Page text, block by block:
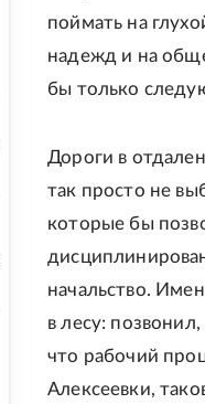
поймать на
надежд и на
бы только
Дороги в
так просто не
которые бы
начальство.
в лесу:
что рабочий
Алексеевки,